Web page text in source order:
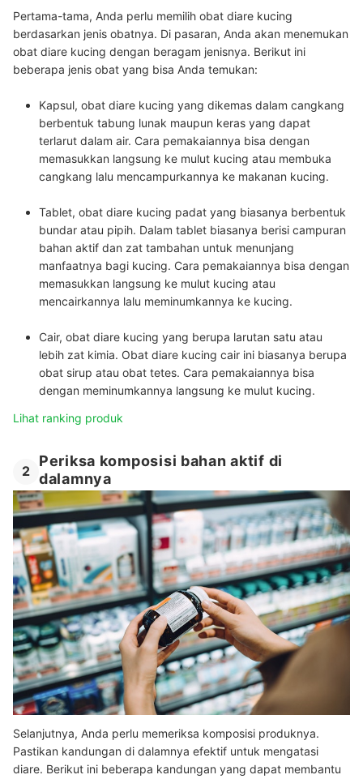
Pertama-tama, Anda perlu memilih obat diare kucing
berdasarkan jenis obatnya. Di pasaran, Anda akan menemukan
obat diare kucing dengan beragam jenisnya. Berikut ini
beberapa jenis obat yang bisa Anda temukan:
Kapsul, obat diare kucing yang dikemas dalam cangkang
berbentuk tabung lunak maupun keras yang dapat
terlarut dalam air. Cara pemakaiannya bisa dengan
memasukkan langsung ke mulut kucing atau membuka
cangkang lalu mencampurkannya ke makanan kucing.
Tablet, obat diare kucing padat yang biasanya berbentuk
bundar atau pipih. Dalam tablet biasanya berisi campuran
bahan aktif dan zat tambahan untuk menunjang
manfaatnya bagi kucing. Cara pemakaiannya bisa dengan
memasukkan langsung ke mulut kucing atau
mencairkannya lalu meminumkannya ke kucing.
Cair, obat diare kucing yang berupa larutan satu atau
lebih zat kimia. Obat diare kucing cair ini biasanya berupa
obat sirup atau obat tetes. Cara pemakaiannya bisa
dengan meminumkannya langsung ke mulut kucing.
Lihat ranking produk
2
Periksa komposisi bahan aktif di
dalamnya
Selanjutnya, Anda perlu memeriksa komposisi produknya.
Pastikan kandungan di dalamnya efektif untuk mengatasi
diare. Berikut ini beberapa kandungan yang dapat membantu